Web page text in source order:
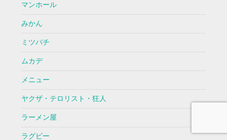
マンホール
みかん
ミツバチ
ムカデ
メニュー
ヤクザ・テロリスト・狂人
ラーメン屋
ラグビー